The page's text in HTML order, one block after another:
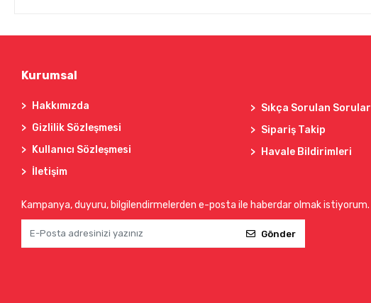
Kurumsal
Hakkımızda
Gizlilik Sözleşmesi
Kullanıcı Sözleşmesi
İletişim
Sıkça Sorulan Sorular
Sipariş Takip
Havale Bildirimleri
Kampanya, duyuru, bilgilendirmelerden e-posta ile haberdar olmak istiyorum.
Gönder